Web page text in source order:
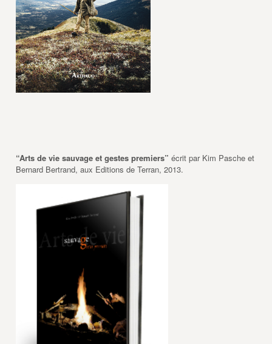
“Arts de vie sauvage et gestes premiers” écrit par Kim Pasche et
Bernard Bertrand, aux Editions de Terran, 2013.